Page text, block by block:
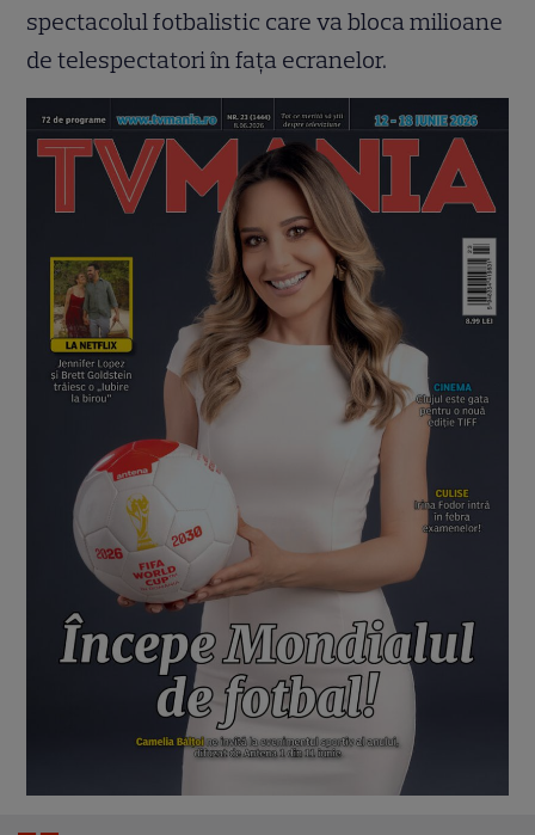
spectacolul fotbalistic care va bloca milioane
de telespectatori în fața ecranelor.